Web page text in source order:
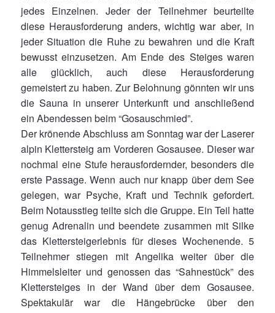
jedes Einzelnen. Jeder der Teilnehmer beurteilte
diese Herausforderung anders, wichtig war aber, in
jeder Situation die Ruhe zu bewahren und die Kraft
bewusst einzusetzen. Am Ende des Steiges waren
alle glücklich, auch diese Herausforderung
gemeistert zu haben. Zur Belohnung gönnten wir uns
die Sauna in unserer Unterkunft und anschließend
ein Abendessen beim “Gosauschmied”.
Der krönende Abschluss am Sonntag war der Laserer
alpin Klettersteig am Vorderen Gosausee. Dieser war
nochmal eine Stufe herausfordernder, besonders die
erste Passage. Wenn auch nur knapp über dem See
gelegen, war Psyche, Kraft und Technik gefordert.
Beim Notausstieg teilte sich die Gruppe. Ein Teil hatte
genug Adrenalin und beendete zusammen mit Silke
das Klettersteigerlebnis für dieses Wochenende. 5
Teilnehmer stiegen mit Angelika weiter über die
Himmelsleiter und genossen das “Sahnestück” des
Klettersteiges in der Wand über dem Gosausee.
Spektakulär war die Hängebrücke über den